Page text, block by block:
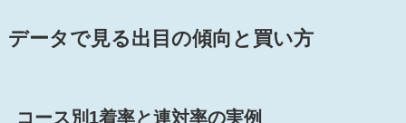
データで見る出目の傾向と買い方
コース別1着率と連対率の実例